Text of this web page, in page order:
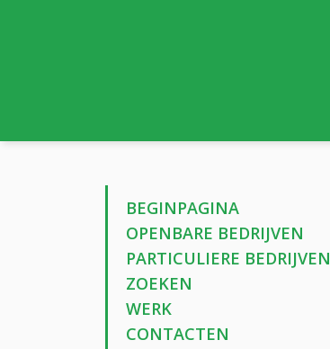
BEGINPAGINA
OPENBARE BEDRIJVEN
PARTICULIERE BEDRIJVEN
ZOEKEN
WERK
CONTACTEN